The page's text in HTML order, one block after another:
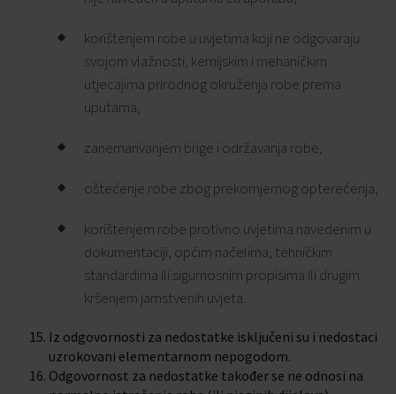
korištenjem robe u uvjetima koji ne odgovaraju
svojom vlažnosti, kemijskim i mehaničkim
utjecajima prirodnog okruženja robe prema
uputama,
zanemarivanjem brige i održavanja robe,
oštećenje robe zbog prekomjernog opterećenja,
korištenjem robe protivno uvjetima navedenim u
dokumentaciji, općim načelima, tehničkim
standardima ili sigurnosnim propisima ili drugim
kršenjem jamstvenih uvjeta.
Iz odgovornosti za nedostatke isključeni su i nedostaci
uzrokovani elementarnom nepogodom.
Odgovornost za nedostatke također se ne odnosi na